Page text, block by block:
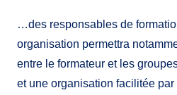
…des responsables de
organisation permettra
entre le formateur et les
et une organisation facilitée